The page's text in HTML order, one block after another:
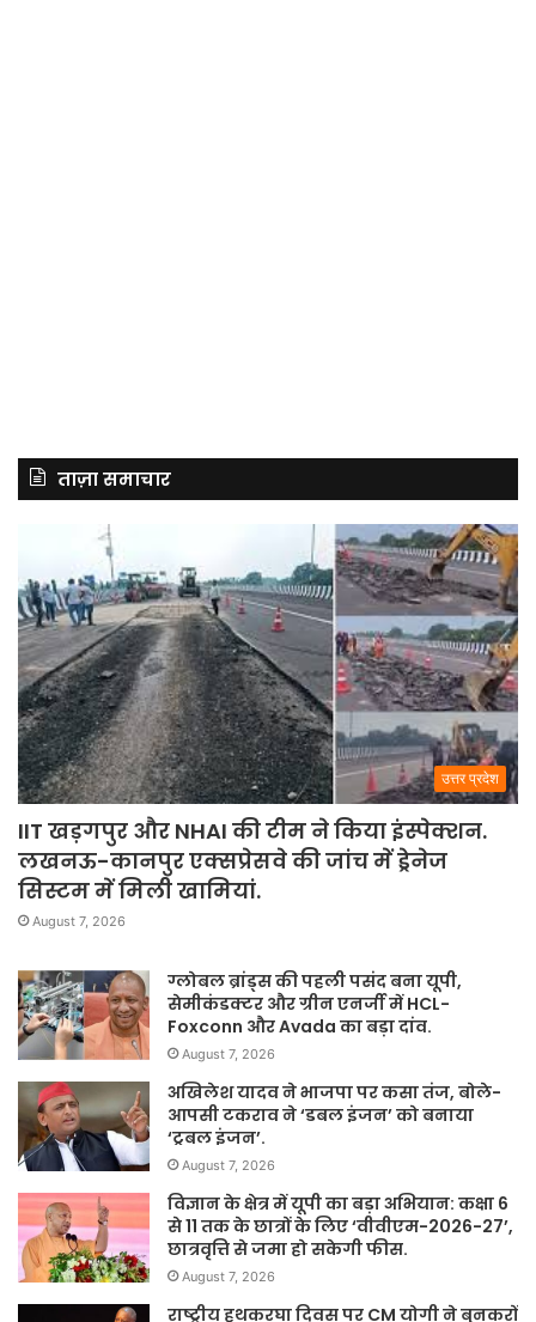
ताज़ा समाचार
उत्तर प्रदेश
IIT खड़गपुर और NHAI की टीम ने किया इंस्पेक्शन.
लखनऊ-कानपुर एक्सप्रेसवे की जांच में ड्रेनेज
सिस्टम में मिली खामियां.
August 7, 2026
ग्लोबल ब्रांड्स की पहली पसंद बना यूपी,
सेमीकंडक्टर और ग्रीन एनर्जी में HCL-
Foxconn और Avada का बड़ा दांव.
August 7, 2026
अखिलेश यादव ने भाजपा पर कसा तंज, बोले-
आपसी टकराव ने ‘डबल इंजन’ को बनाया
‘ट्रबल इंजन’.
August 7, 2026
विज्ञान के क्षेत्र में यूपी का बड़ा अभियान: कक्षा 6
से 11 तक के छात्रों के लिए ‘वीवीएम-2026-27’,
छात्रवृत्ति से जमा हो सकेगी फीस.
August 7, 2026
राष्ट्रीय हथकरघा दिवस पर CM योगी ने बुनकरों